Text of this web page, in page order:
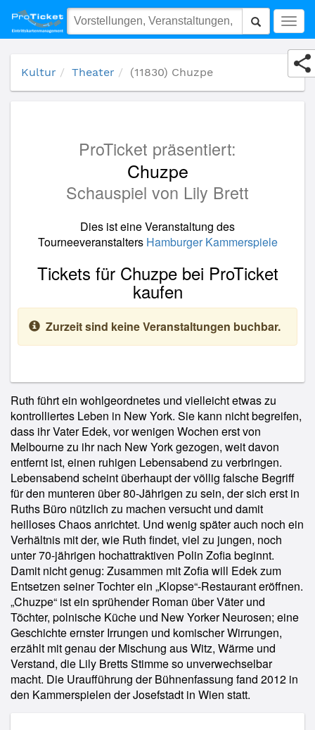
(11830) Chuzpe
Kultur Theater (11830) Chuzpe
ProTicket präsentiert:
Chuzpe
Schauspiel von Lily Brett
Dies ist eine Veranstaltung des
Tourneeveranstalters Hamburger Kammerspiele
Tickets für Chuzpe bei ProTicket
kaufen
Zurzeit sind keine Veranstaltungen buchbar.
Ruth führt ein wohlgeordnetes und vielleicht etwas zu
kontrolliertes Leben in New York. Sie kann nicht begreifen,
dass ihr Vater Edek, vor wenigen Wochen erst von
Melbourne zu ihr nach New York gezogen, weit davon
entfernt ist, einen ruhigen Lebensabend zu verbringen.
Lebensabend scheint überhaupt der völlig falsche Begriff
für den munteren über 80-Jährigen zu sein, der sich erst in
Ruths Büro nützlich zu machen versucht und damit
heilloses Chaos anrichtet. Und wenig später auch noch ein
Verhältnis mit der, wie Ruth findet, viel zu jungen, noch
unter 70-jährigen hochattraktiven Polin Zofia beginnt.
Damit nicht genug: Zusammen mit Zofia will Edek zum
Entsetzen seiner Tochter ein „Klopse“-Restaurant eröffnen.
„Chuzpe“ ist ein sprühender Roman über Väter und
Töchter, polnische Küche und New Yorker Neurosen; eine
Geschichte ernster Irrungen und komischer Wirrungen,
erzählt mit genau der Mischung aus Witz, Wärme und
Verstand, die Lily Bretts Stimme so unverwechselbar
macht. Die Uraufführung der Bühnenfassung fand 2012 in
den Kammerspielen der Josefstadt in Wien statt.